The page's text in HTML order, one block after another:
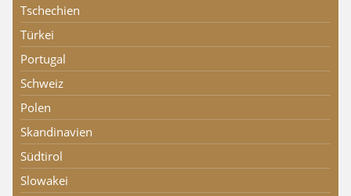
Tschechien
Türkei
Portugal
Schweiz
Polen
Skandinavien
Südtirol
Slowakei